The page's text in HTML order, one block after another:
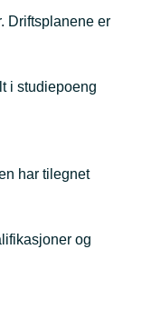
Driftsplanene er
i studiepoeng
har tilegnet
og